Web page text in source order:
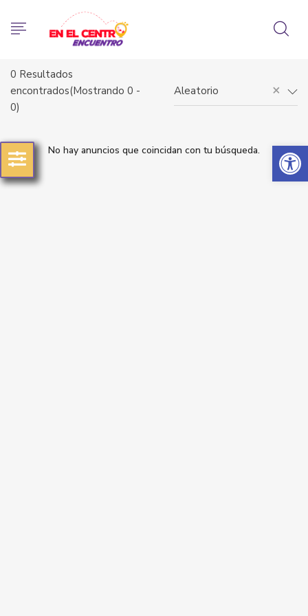
Abrir
0 Resultados
encontrados(Mostrando 0 -
0)
×
Aleatorio
No hay anuncios que coincidan con tu búsqueda.